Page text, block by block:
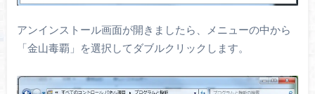
アンインストール画面が開きましたら、メニューの中から
「金山毒覇」を選択してダブルクリックします。